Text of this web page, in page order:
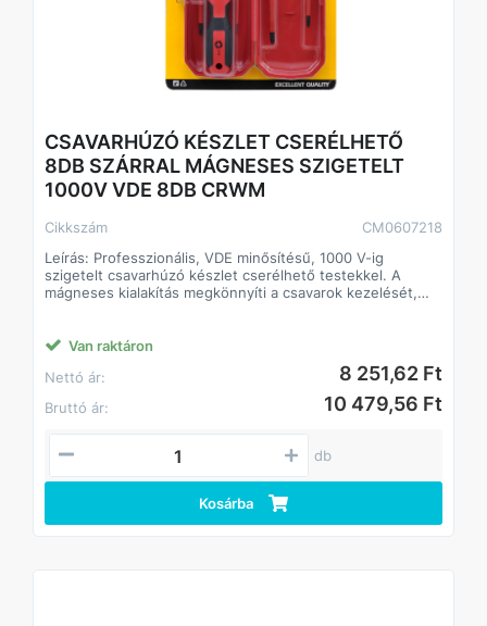
CSAVARHÚZÓ KÉSZLET CSERÉLHETŐ
8DB SZÁRRAL MÁGNESES SZIGETELT
1000V VDE 8DB CRWM
Cikkszám
CM0607218
Leírás: Professzionális, VDE minősítésű, 1000 V-ig
szigetelt csavarhúzó készlet cserélhető testekkel. A
mágneses kialakítás megkönnyíti a csavarok kezelését,
feladatok során.
Alkalmazás
- Villanyszerelési és karbantartási munkákhoz
- Feszültség alatti munkavégzéshez (max. 1000 V)
- Ipari és műhelyhasználatra
- Elektromos berendezések szereléséhez
Előnyök
- VDE tanúsítvány (IEC 60900:2004)
- 1000 V-ig szigetelt kivitel a biztonságos munkához
- Mágneses hegy a pontos csavarozáshoz
- Ergonomikus, PP+TPR csúszásmentes markolat
Van raktáron
Nettó ár:
8 251,62 Ft
Bruttó ár: 10 479,56 Ft
db
Kosárba